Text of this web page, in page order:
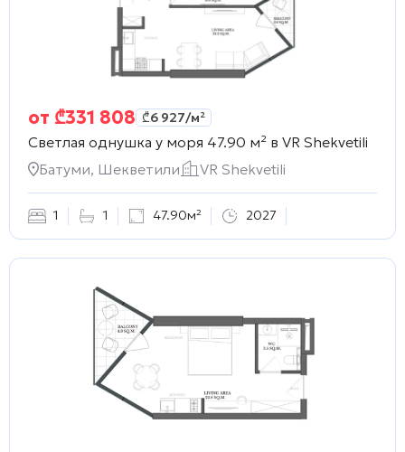
от ₾331 808 ₾6 927/м²
Светлая однушка у моря 47.90 м² в VR Shekvetili
Батуми, Шекветили
VR Shekvetili
1 1 47.90м² 2027